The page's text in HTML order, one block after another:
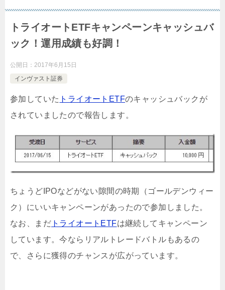
トライオートETFキャンペーンキャッシュバ
ック！運用成績も好調！
公開日： 2017年6月15日
インヴァスト証券
参加していた トライオートETFのキャッシュバックが
されていましたので報告します。
ちょうどIPOなどがない隙間の時期（ゴールデンウィー
ク）にいいキャンペーンがあったので参加しました。
なお、まだ トライオートETFは継続してキャンペーン
しています。今ならリアルトレードバトルもあるの
で、さらに獲得のチャンスが広がっています。